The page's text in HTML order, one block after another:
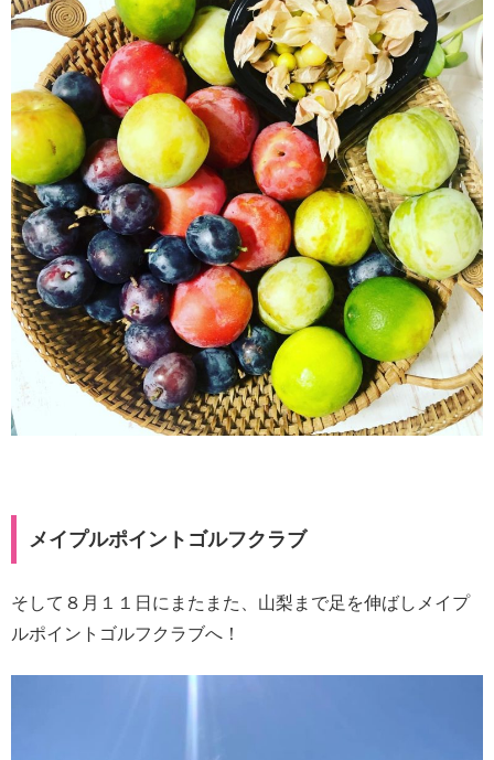
メイプルポイントゴルフクラブ
そして８月１１日にまたまた、山梨まで足を伸ばしメイプ
ルポイントゴルフクラブへ！